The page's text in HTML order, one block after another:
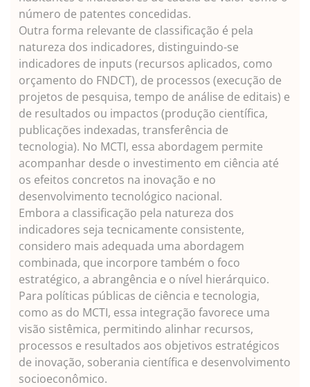
número de patentes concedidas.
Outra forma relevante de classificação é pela
natureza dos indicadores, distinguindo-se
indicadores de inputs (recursos aplicados, como
orçamento do FNDCT), de processos (execução de
projetos de pesquisa, tempo de análise de editais) e
de resultados ou impactos (produção científica,
publicações indexadas, transferência de
tecnologia). No MCTI, essa abordagem permite
acompanhar desde o investimento em ciência até
os efeitos concretos na inovação e no
desenvolvimento tecnológico nacional.
Embora a classificação pela natureza dos
indicadores seja tecnicamente consistente,
considero mais adequada uma abordagem
combinada, que incorpore também o foco
estratégico, a abrangência e o nível hierárquico.
Para políticas públicas de ciência e tecnologia,
como as do MCTI, essa integração favorece uma
visão sistêmica, permitindo alinhar recursos,
processos e resultados aos objetivos estratégicos
de inovação, soberania científica e desenvolvimento
socioeconômico.